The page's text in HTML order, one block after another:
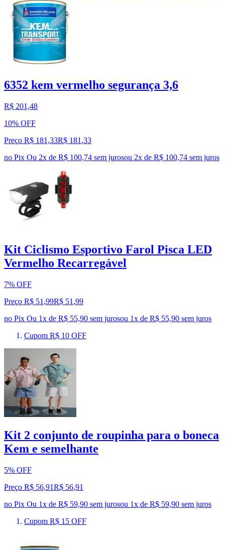
6352 kem vermelho segurança 3,6
R$ 201,48
10% OFF
Preço R$ 181,33R$ 181 ,33
no Pix Ou 2x de R$ 100,74 sem jurosou 2x de R$ 100,74 sem juros
Kit Ciclismo Esportivo Farol Pisca LED
Vermelho Recarregável
7% OFF
Preço R$ 51,99R$ 51 ,99
no Pix Ou 1x de R$ 55,90 sem jurosou 1x de R$ 55,90 sem juros
Cupom R$ 10 OFF
Kit 2 conjunto de roupinha para o boneca
Kem e semelhante
5% OFF
Preço R$ 56,91R$ 56,91
no Pix Ou 1x de R$ 59,90 sem jurosou 1x de R$ 59,90 sem juros
Cupom R$ 15 OFF